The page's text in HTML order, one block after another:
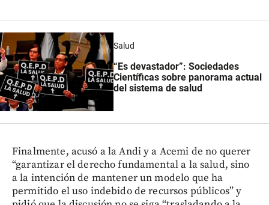
Salud
“Es devastador”: Sociedades
Científicas sobre panorama actual
del sistema de salud
Finalmente, acusó a la Andi y a Acemi de no querer
“garantizar el derecho fundamental a la salud, sino
a la intención de mantener un modelo que ha
permitido el uso indebido de recursos públicos” y